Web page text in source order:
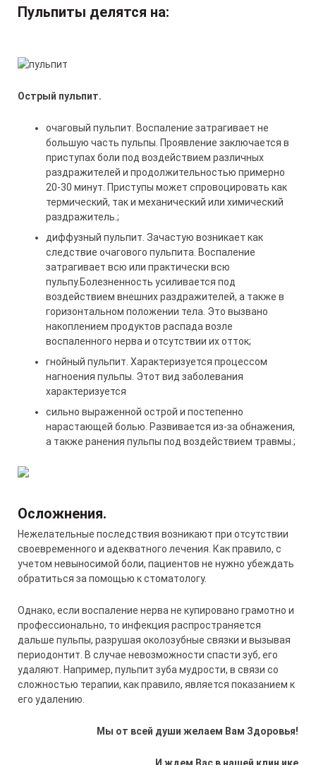
Пульпиты делятся на:
Острый пульпит.
очаговый пульпит. Воспаление затрагивает не
большую часть пульпы. Проявление заключается в
приступах боли под воздействием различных
раздражителей и продолжительностью примерно
20-30 минут. Приступы может спровоцировать как
термический, так и механический или химический
раздражитель.;
диффузный пульпит. Зачастую возникает как
следствие очагового пульпита. Воспаление
затрагивает всю или практически всю
пульпу.Болезненность усиливается под
воздействием внешних раздражителей, а также в
горизонтальном положении тела. Это вызвано
накоплением продуктов распада возле
воспаленного нерва и отсутствии их отток;
гнойный пульпит. Характеризуется процессом
нагноения пульпы. Этот вид заболевания
характеризуется
сильно выраженной острой и постепенно
нарастающей болью. Развивается из-за обнажения,
а также ранения пульпы под воздействием травмы.;
Осложнения.
Нежелательные последствия возникают при отсутствии
своевременного и адекватного лечения. Как правило, с
учетом невыносимой боли, пациентов не нужно убеждать
обратиться за помощью к стоматологу.
Однако, если воспаление нерва не купировано грамотно и
профессионально, то инфекция распространяется
дальше пульпы, разрушая околозубные связки и вызывая
периодонтит. В случае невозможности спасти зуб, его
удаляют. Например, пульпит зуба мудрости, в связи со
сложностью терапии, как правило, является показанием к
его удалению.
Мы от всей души желаем Вам Здоровья!